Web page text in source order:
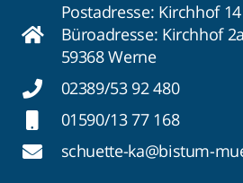
Postadresse: Kirchhof 14
Büroadresse: Kirchhof 2a
59368 Werne
02389/53 92 480
01590/13 77 168
schuette-ka@bistum-